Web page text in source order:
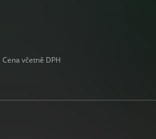
Cena včetně DPH